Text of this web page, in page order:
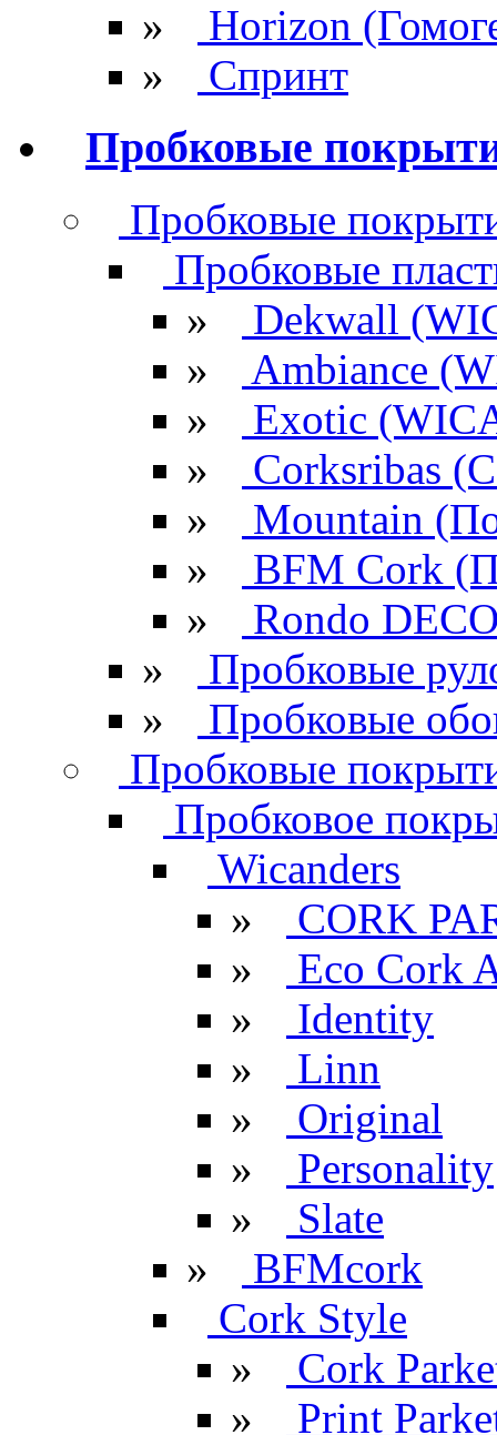
»
Horizon
»
Спринт
Пробковые
Пробковые
Пробковые
»
Dekwall
»
Ambiance
»
Exotic
»
Corksribas
»
Mountain
»
BFM Cork
»
Rondo
»
Пробковые
»
Пробковые
Пробковые
Пробковое
Wicanders
»
CORK
»
Eco Cork
»
Identity
»
Linn
»
Original
»
Personality
»
Slate
»
BFMcork
Cork Style
»
Cork
»
Print